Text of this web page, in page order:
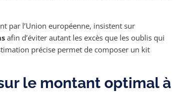
par l’Union européenne, insistent sur
afin d’éviter autant les excès que les oublis qui
précise permet de composer un kit
le montant optimal à